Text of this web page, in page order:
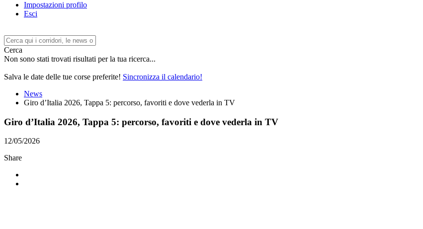
Impostazioni profilo
Esci
Cerca
Non sono stati trovati risultati per la tua ricerca...
Salva le date delle tue corse preferite! Sincronizza il calendario!
News
Giro d’Italia 2026, Tappa 5: percorso, favoriti e dove vederla in TV
Giro d’Italia 2026, Tappa 5: percorso, favoriti e dove vederla in TV
12/05/2026
Share